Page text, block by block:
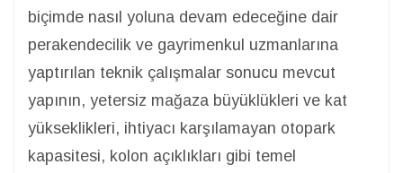
biçimde nasıl yoluna devam edeceğine dair
perakendecilik ve gayrimenkul uzmanlarına
yaptırılan teknik çalışmalar sonucu mevcut
yapının, yetersiz mağaza büyüklükleri ve kat
yükseklikleri, ihtiyacı karşılamayan otopark
kapasitesi, kolon açıklıkları gibi temel